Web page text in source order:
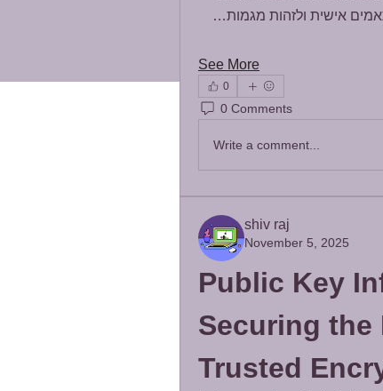
אישית ולזהות מגמות…
See More
0
0 Comments
Write a comment...
shiv raj
November 5, 2025
Public Key
Securing
Trusted